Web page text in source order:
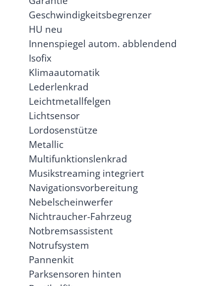
Geschwindigkeitsbegrenzer
HU neu
Innenspiegel autom. abblendend
Isofix
Klimaautomatik
Lederlenkrad
Leichtmetallfelgen
Lichtsensor
Lordosenstütze
Metallic
Multifunktionslenkrad
Musikstreaming integriert
Navigationsvorbereitung
Nebelscheinwerfer
Nichtraucher-Fahrzeug
Notbremsassistent
Notrufsystem
Pannenkit
Parksensoren hinten